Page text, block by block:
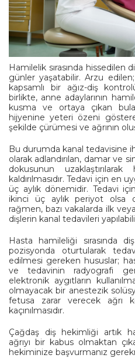
Hamilelik sırasında hissedilen
günler yaşatabilir. Arzu
kapsamlı bir ağız-diş
birlikte, anne adaylarının
kusma ve ortaya çıkan
hijyenine yeteri özeni
şekilde çürümesi ve ağrının
Bu durumda kanal tedavisine
olarak adlandırılan, damar ve
dokusunun uzaklaştırılarak
kaldırılmasıdır. Tedavi için
üç aylık dönemidir. Tedavi
ikinci üç aylık periyot olsa
rağmen, bazı vakalarda ilk
dişlerin kanal tedavileri
Hasta hamileliği sırasında
pozisyonda oturtularak
edilmesi gereken hususlar;
ve tedavinin radyografi
elektronik aygıtların
olmayacak bir anestezik
fetusa zarar verecek ağrı
kaçınılmasıdır.
Çağdaş diş hekimliği artık
ağrıyı bir kabus olmaktan
hekiminize başvurmanız